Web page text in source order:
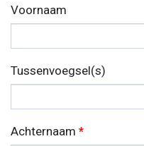
Voornaam
Tussenvoegsel(s)
Achternaam *